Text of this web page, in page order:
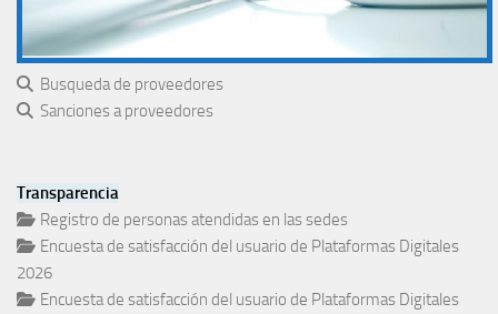
Busqueda de proveedores
Sanciones a proveedores
Transparencia
Registro de personas atendidas en las sedes
Encuesta de satisfacción del usuario de Plataformas Digitales
2026
Encuesta de satisfacción del usuario de Plataformas Digitales